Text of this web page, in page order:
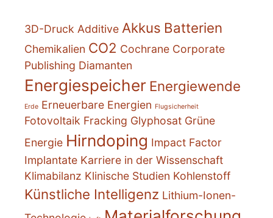
3D-Druck Additive Akkus Batterien
Chemikalien CO2 Cochrane Corporate
Publishing Diamanten
Energiespeicher Energiewende
Erde Erneuerbare Energien Flugsicherheit
Fotovoltaik Fracking Glyphosat Grüne
Energie Hirndoping Impact Factor
Implantate Karriere in der Wissenschaft
Klimabilanz Klinische Studien Kohlenstoff
Künstliche Intelligenz Lithium-Ionen-